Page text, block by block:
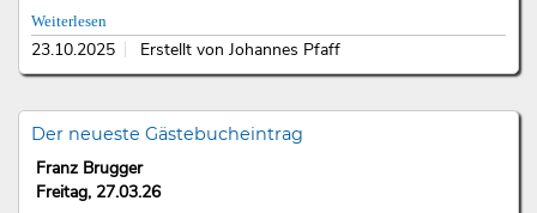
Weiterlesen
23.10.2025 Erstellt von Johannes Pfaff
Der neueste Gästebucheintrag
Franz Brugger
Freitag, 27.03.26